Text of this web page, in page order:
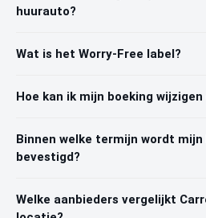
huurauto?
Wat is het Worry-Free label?
Hoe kan ik mijn boeking
Binnen welke termijn wordt mijn
bevestigd?
Welke aanbieders vergelijkt